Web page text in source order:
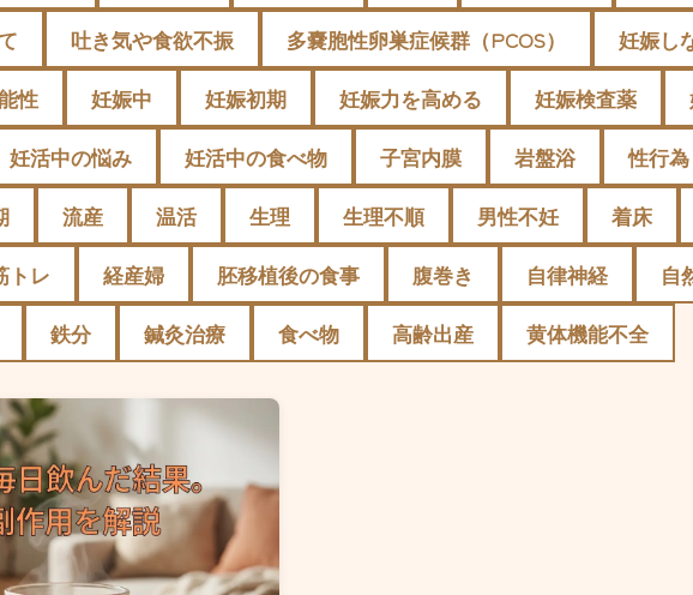
吐き気や食欲不振 多嚢胞性卵巣症候群（PCOS）
妊娠し
性 妊娠中 妊娠初期 妊娠力を高める 妊娠検査薬
妊活中の悩み 妊活中の食べ物 子宮内膜 岩盤浴 性行為
流産 温活 生理 生理不順 男性不妊 着床
トレ 経産婦 胚移植後の食事 腹巻き 自律神経
自
鉄分 鍼灸治療 食べ物 高齢出産 黄体機能不全